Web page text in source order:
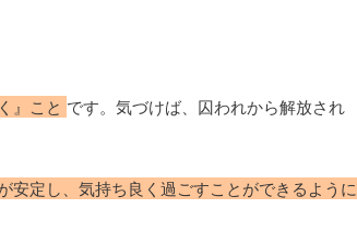
』こと です。気づけば、囚われから解放され
安定し、気持ち良く過ごすことができるように